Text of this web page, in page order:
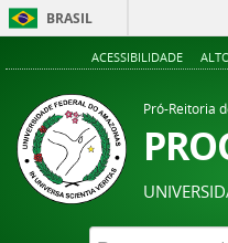
BRASIL
ACESSIBILIDADE
Pró-Reitoria